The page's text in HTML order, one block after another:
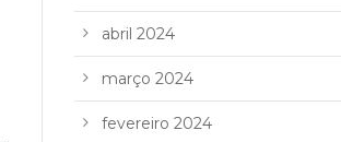
abril 2024
março 2024
fevereiro 2024